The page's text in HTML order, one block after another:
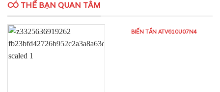
CÓ THỂ BẠN QUAN TÂM
BIẾN TẦN ATV610U07N4